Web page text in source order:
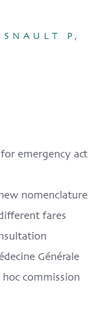
P,
emergency act
nomenclature
fares
Générale
commission